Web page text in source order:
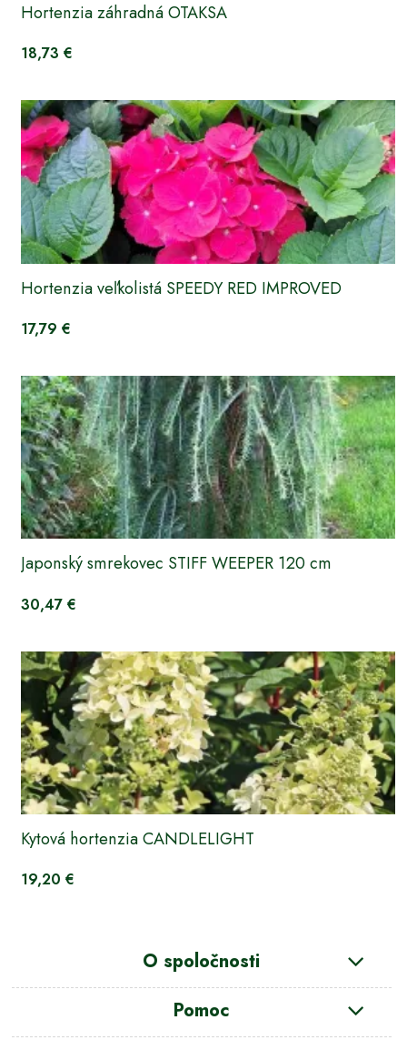
Hortenzia záhradná OTAKSA
18,73 €
Hortenzia veľkolistá SPEEDY RED IMPROVED
17,79 €
Japonský smrekovec STIFF WEEPER 120 cm
30,47 €
Kytová hortenzia CANDLELIGHT
19,20 €
O spoločnosti
Pomoc